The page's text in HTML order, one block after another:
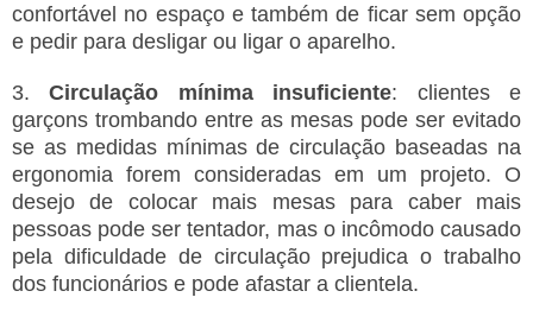
confortável no espaço e também de ficar sem opção
e pedir para desligar ou ligar o aparelho.
3.Circulação mínima insuficiente: clientes e
garçons trombando entre as mesas pode ser evitado
se as medidas mínimas de circulação baseadas na
ergonomia forem consideradas em um projeto. O
desejo de colocar mais mesas para caber mais
pessoas pode ser tentador, mas o incômodo causado
pela dificuldade de circulação prejudica o trabalho
dos funcionários e pode afastar a clientela.